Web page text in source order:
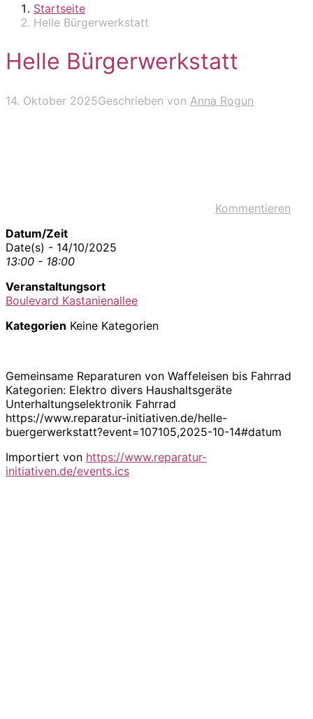
Startseite
Helle Bürgerwerkstatt
Helle Bürgerwerkstatt
14. Oktober 2025Geschrieben von Anna Rogun
Kommentieren
Datum/Zeit
Date(s) - 14/10/2025
13:00 - 18:00
Veranstaltungsort
Boulevard Kastanienallee
Kategorien Keine Kategorien
Gemeinsame Reparaturen von Waffeleisen bis Fahrrad
Kategorien: Elektro divers Haushaltsgeräte
Unterhaltungselektronik Fahrrad
https://www.reparatur-initiativen.de/helle-
buergerwerkstatt?event=107105,2025-10-14#datum
Importiert von https://www.reparatur-
initiativen.de/events.ics